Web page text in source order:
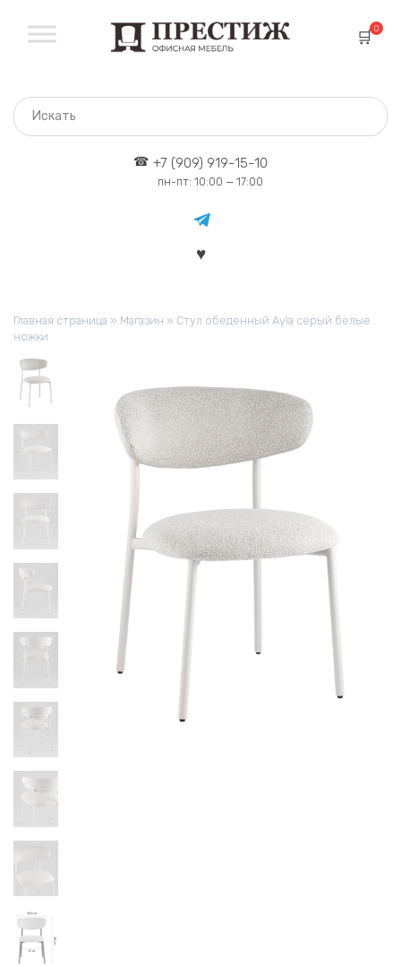
содержанию
0
+7 (909) 919-15-10
пн-пт: 10:00 — 17:00
Главная страница » Магазин » Стул обеденный Ayla серый белые
ножки